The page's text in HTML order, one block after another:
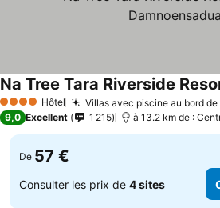
4 Étoiles Hôtel Villas avec piscine au bord
9,0 Excellent 1 215 à 13.2 km de :
De 57 €
Consulter les prix de 4 sites